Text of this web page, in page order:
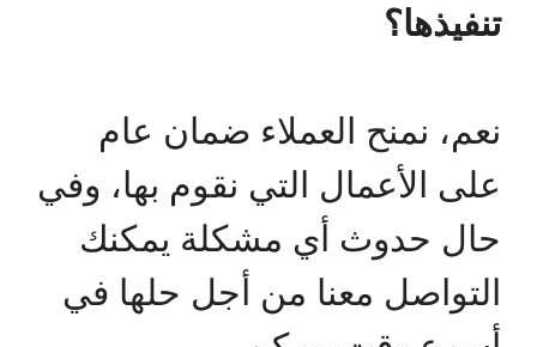
تنفيذها؟
نعم، نمنح العملاء ضمان عام
على الأعمال التي نقوم بها، وفي
حال حدوث أي مشكلة يمكنك
التواصل معنا من أجل حلها في